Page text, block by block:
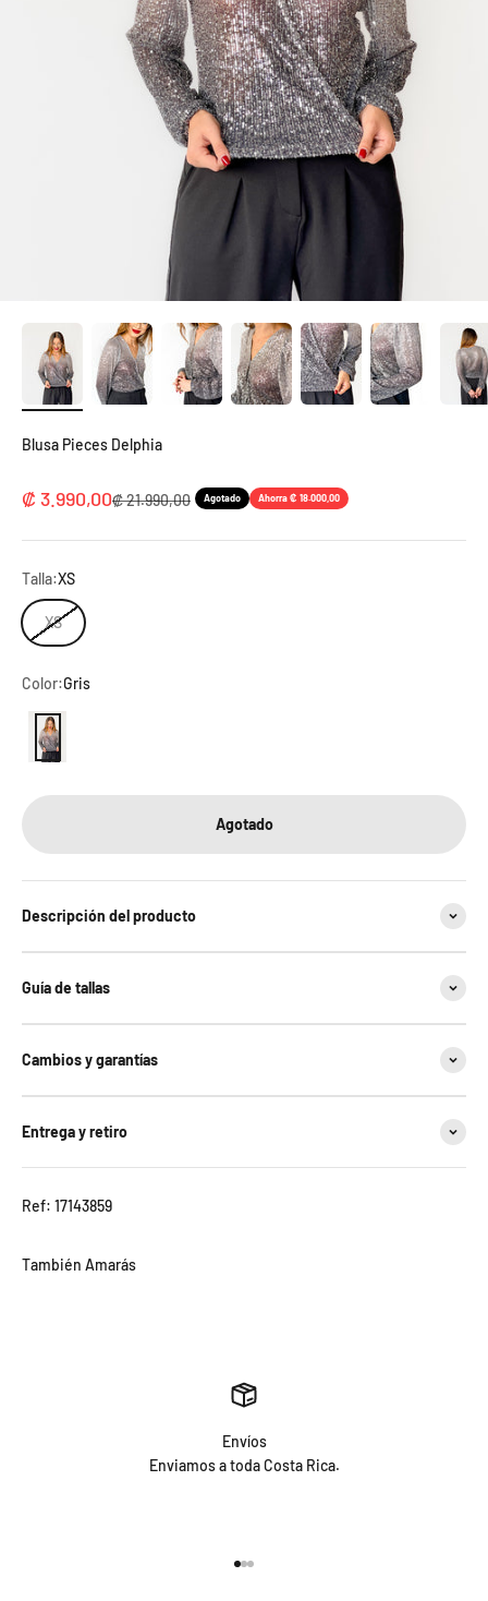
Blusa Pieces Delphia
Precio de oferta
₡ 3.990,00Precio normal
₡ 21.990,00 Agotado Ahorra ₡ 18.000,00
Talla:XS
XS
Color:Gris
Gris
Agotado
Descripción del producto
Guía de tallas
Cambios y garantías
Entrega y retiro
Ref: 17143859
Envíos
Enviamos a toda Costa Rica.